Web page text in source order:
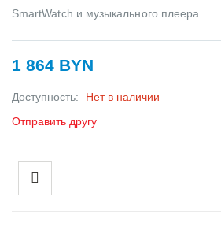
SmartWatch и музыкального плеера
1 864 BYN
Доступность:
Нет в наличии
Отправить другу